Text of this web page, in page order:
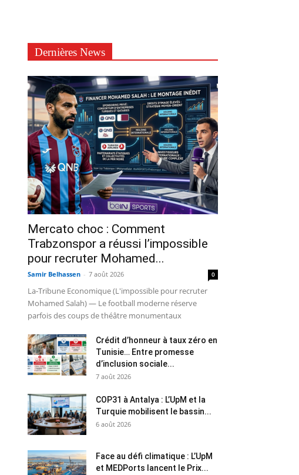
Dernières News
Mercato choc : Comment
Trabzonspor a réussi l’impossible
pour recruter Mohamed...
Samir Belhassen - 7 août 2026 0
La-Tribune Economique (L'impossible pour recruter
Mohamed Salah) — Le football moderne réserve
parfois des coups de théâtre monumentaux
Crédit d’honneur à taux zéro en
Tunisie… Entre promesse
d’inclusion sociale...
7 août 2026
COP31 à Antalya : L’UpM et la
Turquie mobilisent le bassin...
6 août 2026
Face au défi climatique : L’UpM
et MEDPorts lancent le Prix...